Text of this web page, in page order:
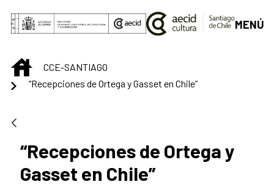
Saut au contenu principal
MENÚ
INICIOCCE-SANTIAGO
“Recepciones de Ortega y Gasset en Chile”
“Recepciones de Ortega y
Gasset en Chile”